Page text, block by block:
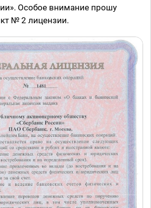
Особое внимание прошу
№ 2 лицензии.